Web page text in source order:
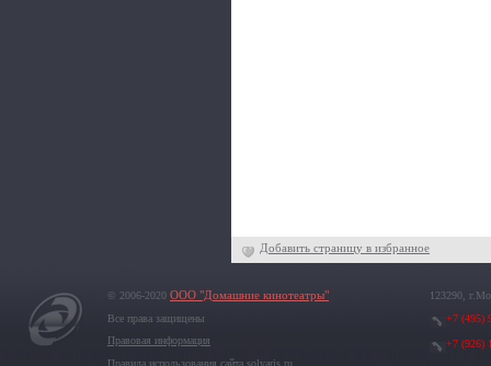
Добавить страницу в избранное
© 2006-2020 ООО "Домашние кинотеатры"
Все права защищены
Правовая информация
Правила использования сайта solyaris.ru
123290,
+7 (495)
+7 (926)